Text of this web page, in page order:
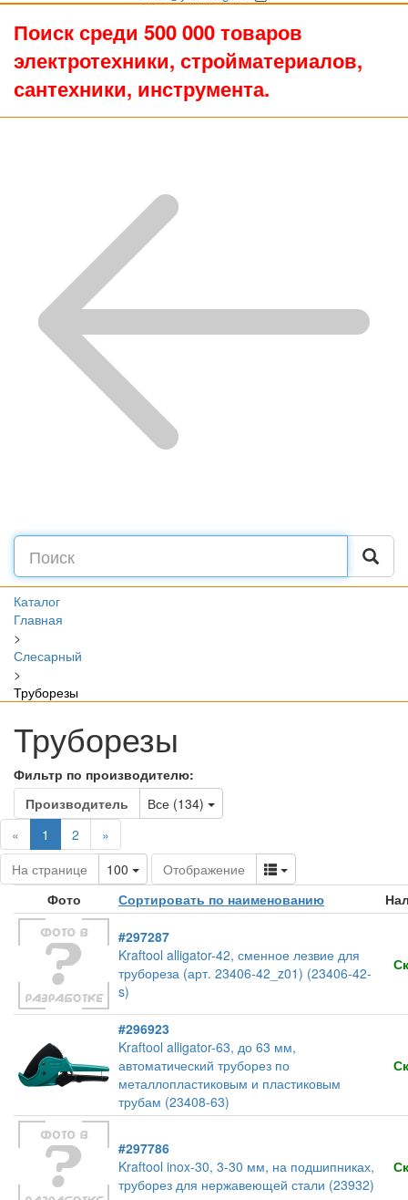
Поиск среди 500 000 товаров
электротехники, стройматериалов,
сантехники, инструмента.
Каталог
Главная
>
Слесарный
>
Труборезы
Труборезы
Фильтр по производителю:
Производитель
Все (134) Toggle Dropdown
«
1 (current)
2
»
На странице
100 Toggle Dropdown
Отображение
Toggle Dropdown
Фото
Сортировать по наименованию
#297287
Kraftool alligator-42, сменное лезвие для
трубореза (арт. 23406-42_z01) (23406-42-
s)
#296923
Kraftool alligator-63, до 63 мм,
автоматический труборез по
металлопластиковым и пластиковым
трубам (23408-63)
#297786
Kraftool inox-30, 3-30 мм, на подшипниках,
труборез для нержавеющей стали (23932)